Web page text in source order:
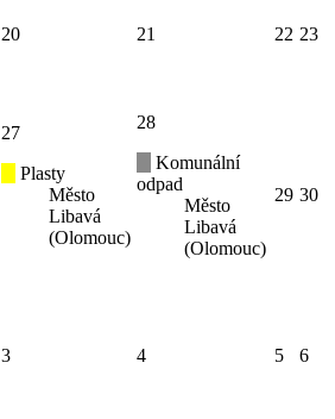
20 21 22 23
27
Plasty
Město
Libavá
(Olomouc)
28
Komunální
odpad
Město
Libavá
(Olomouc)
29 30
3 4 5 6